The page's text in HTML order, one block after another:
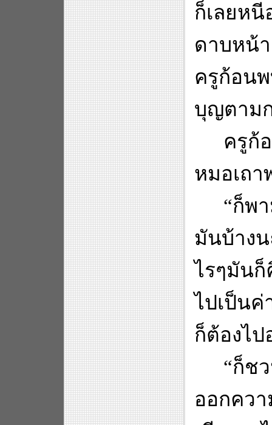
ก็เลยห
ดาบหน้
ครูก้อน
บุญตาม
ครูก้
หมอเถา
“ก็พ
มันบ้าง
ไรๆมัน
ไปเป็น
ก็ต้องไ
“ก็ช
ออกคว